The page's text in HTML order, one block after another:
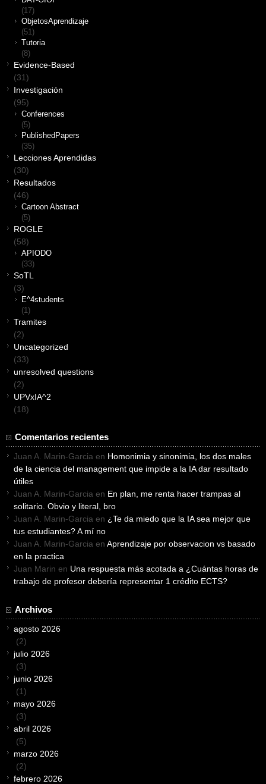
(17)
ObjetosAprendizaje
(51)
Tutoria
(8)
Evidence-Based
(31)
Investigación
(95)
Conferences
(5)
PublishedPapers
(35)
Lecciones Aprendidas
(30)
Resultados
(46)
Cartoon Abstract
(5)
ROGLE
(58)
APIODO
(33)
SoTL
(3)
E^4students
(1)
Tramites
(2)
Uncategorized
(33)
unresolved questions
(2)
UPVxIA^2
(18)
Comentarios recientes
Juan A. Marin-Garcia en Homonimia y sinonimia, los dos males
de la ciencia del management que impide a la IA dar resultado
útiles
Juan A. Marin-Garcia en En plan, me renta hacer trampas al
solitario. Obvio y literal, bro
Juan A. Marin-Garcia en ¿Te da miedo que la IA sea mejor que
tus estudiantes? A mí no
Juan A. Marin-Garcia en Aprendizaje por observacion vs basado
en la practica
Juan Marin en Una respuesta más acotada a ¿Cuántas horas de
trabajo de profesor debería representar 1 crédito ECTS?
Archivos
agosto 2026
(2)
julio 2026
(3)
junio 2026
(1)
mayo 2026
(3)
abril 2026
(5)
marzo 2026
(2)
febrero 2026